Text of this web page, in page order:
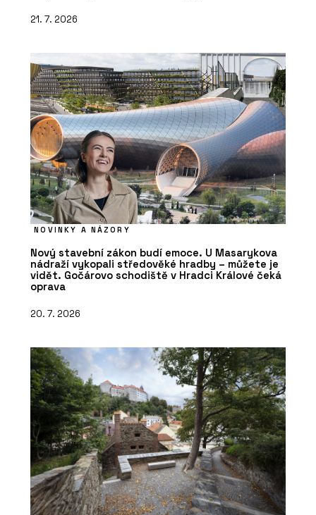
21. 7. 2026
NOVINKY A NÁZORY
Nový stavební zákon budí emoce. U Masarykova
nádraží vykopali středověké hradby – můžete je
vidět. Gočárovo schodiště v Hradci Králové čeká
oprava
20. 7. 2026